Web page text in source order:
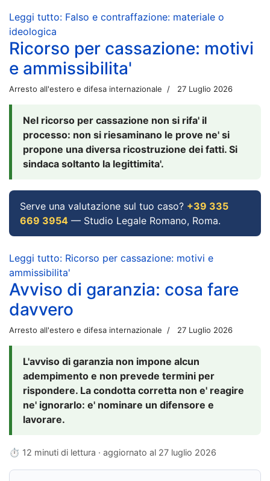
Leggi tutto: Falso e contraffazione: materiale o
ideologica
Ricorso per cassazione: motivi
e ammissibilita'
Arresto all'estero e difesa internazionale 27 Luglio 2026
Nel ricorso per cassazione non si rifa' il
processo: non si riesaminano le prove ne' si
propone una diversa ricostruzione dei fatti. Si
sindaca soltanto la legittimita'.
Serve una valutazione sul tuo caso? +39 335
669 3954 — Studio Legale Romano, Roma.
Leggi tutto: Ricorso per cassazione: motivi e
ammissibilita'
Avviso di garanzia: cosa fare
davvero
Arresto all'estero e difesa internazionale 27 Luglio 2026
L'avviso di garanzia non impone alcun
adempimento e non prevede termini per
rispondere. La condotta corretta non e' reagire
ne' ignorarlo: e' nominare un difensore e
lavorare.
⏱ 12 minuti di lettura · aggiornato al 27 luglio 2026